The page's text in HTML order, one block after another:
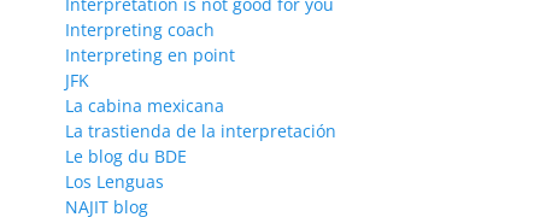
Interpreting coach
Interpreting en point
JFK
La cabina mexicana
La trastienda de la interpretación
Le blog du BDE
Los Lenguas
NAJIT blog